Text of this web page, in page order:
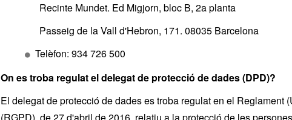
Recinte Mundet. Ed Migjorn, bloc B, 2a planta
Passeig de la Vall d'Hebron, 171. 08035 Barcelona
Telèfon: 934 726 500
On es troba regulat el delegat de protecció de dades (DPD)?
El delegat de protecció de dades es troba regulat en el